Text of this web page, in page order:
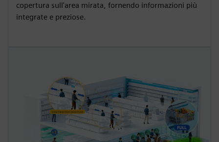
copertura sull'area mirata, fornendo informazioni più
integrate e preziose.